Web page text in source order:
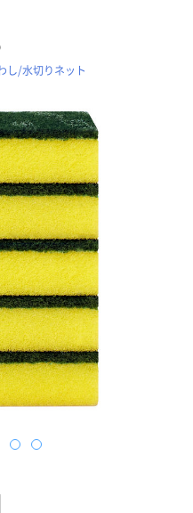
し/水切りネット